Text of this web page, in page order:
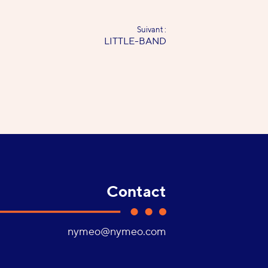
Suivant :
LITTLE-BAND
Contact
Adresse
nymeo@nymeo.com